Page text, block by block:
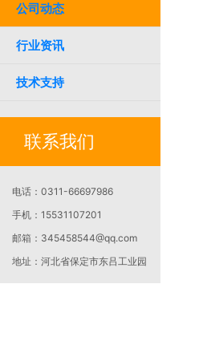
公司动态
行业资讯
技术支持
联系我们
电话： 0311-66697986
手机： 15531107201
邮箱： 345458544@qq.com
地址： 河北省保定市东吕工业园